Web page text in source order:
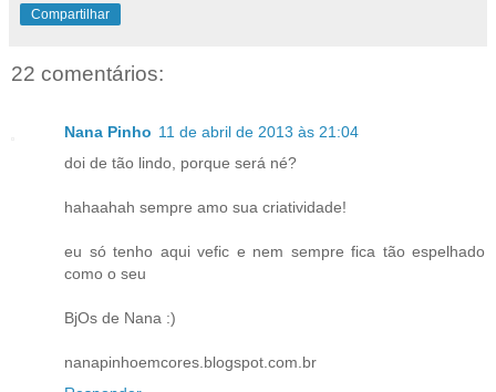
Compartilhar
22 comentários:
Nana Pinho 11 de abril de 2013 às 21:04
doi de tão lindo, porque será né?
hahaahah sempre amo sua criatividade!
eu só tenho aqui vefic e nem sempre fica tão espelhado
como o seu
BjOs de Nana :)
nanapinhoemcores.blogspot.com.br